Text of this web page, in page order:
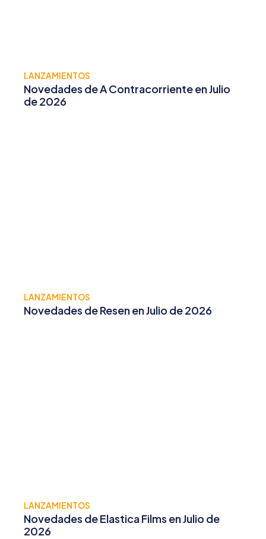
LANZAMIENTOS
Novedades de A Contracorriente en Julio
de 2026
LANZAMIENTOS
Novedades de Resen en Julio de 2026
LANZAMIENTOS
Novedades de Elastica Films en Julio de
2026